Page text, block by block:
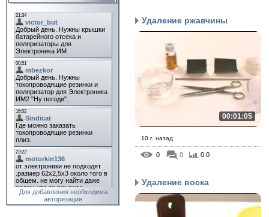
Для добавления необходима
авторизация
Удаление ржавчины
00:01:05
10 г. назад
0 0 0.0
Удаление воска